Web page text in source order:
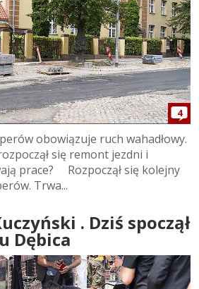
4
obowiązuje ruch wahadłowy.
się remont jezdni i
prace? Rozpoczął się kolejny
Trwa...
. Dziś spoczął
Dębica